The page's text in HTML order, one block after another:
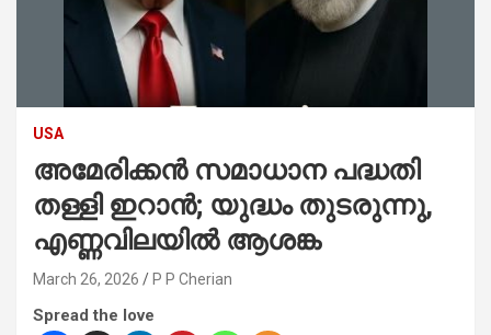
USA
അമേരിക്കൻ സമാധാന പദ്ധതി
തള്ളി ഇറാൻ; യുദ്ധം തുടരുന്നു,
എണ്ണവിലയിൽ ആശങ്ക
March 26, 2026 P P Cherian
Spread the love